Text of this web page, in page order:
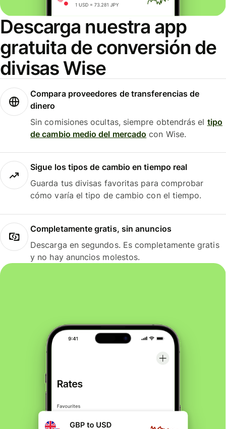
Descarga nuestra app
gratuita de conversión de
divisas Wise
Compara proveedores de transferencias de
dinero
Sin comisiones ocultas, siempre obtendrás el tipo
de cambio medio del mercado con Wise.
Sigue los tipos de cambio en tiempo real
Guarda tus divisas favoritas para comprobar
cómo varía el tipo de cambio con el tiempo.
Completamente gratis, sin anuncios
Descarga en segundos. Es completamente gratis
y no hay anuncios molestos.